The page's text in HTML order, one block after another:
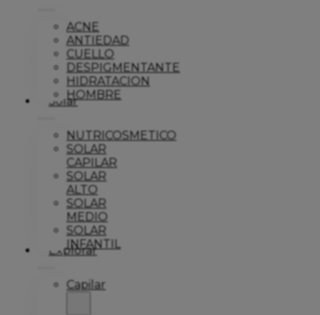
ACNE
ANTIEDAD
CUELLO
DESPIGMENTANTE
HIDRATACION
HOMBRE
Solar
NUTRICOSMETICO
SOLAR
CAPILAR
SOLAR
ALTO
SOLAR
MEDIO
SOLAR
INFANTIL
Explorar
Capilar